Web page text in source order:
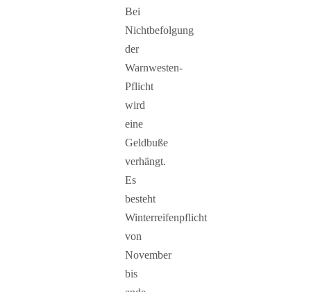
Bei
Nichtbefolgung
der
Warnwesten-
Pflicht
wird
eine
Geldbuße
verhängt.
Es
besteht
Winterreifenpflicht
von
November
bis